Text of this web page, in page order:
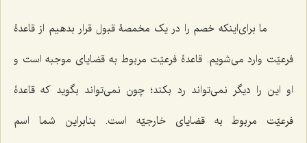
ما برای‌اینکه خصم را در یک مخمصۀ قبول قرار بدهیم از قاعدۀ
فرعیّت وارد می‌شویم. قاعدۀ فرعیّت مربوط به قضایای موجبه است و
او این را دیگر نمی‌تواند رد بکند؛ چون نمی‌تواند بگوید که قاعدۀ
فرعیّت مربوط به قضایای خارجیّه است. بنابراین شما اسم